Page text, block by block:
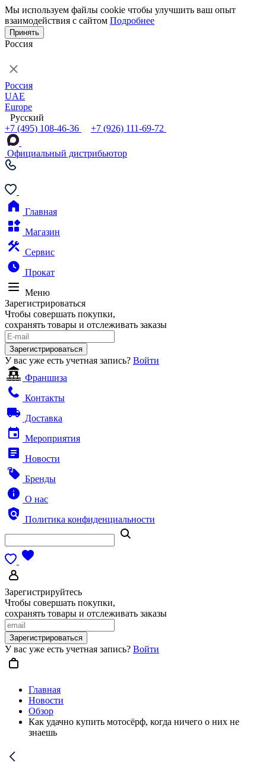
Мы используем файлы cookie чтобы улучшить ваш опыт
взаимодействия с сайтом Подробнее
Принять
Россия
Россия
UAE
Europe
Русский
+7 (495) 108-46-36
+7 (926) 111-69-72
Официальный дистрибьютор
Главная
Магазин
Сервис
Прокат
Меню
Зарегистрироваться
Чтобы совершать покупки,
сохранять товары и отслеживать заказы
Зарегистрироваться
У вас уже есть учетная запись? Войти
Франшиза
Контакты
Доставка
Мероприятия
Новости
Бренды
О нас
Политика конфиденциальности
Зарегистрируйтесь
Чтобы совершать покупки,
сохранять товары и отслеживать заказы
Зарегистрироваться
У вас уже есть учетная запись? Войти
Главная
Новости
Обзор
Как удачно купить мотосёрф, когда ничего о них не
знаешь